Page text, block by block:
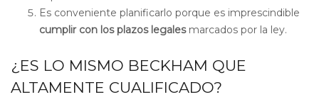
Es conveniente planificarlo porque es imprescindible
cumplir con los plazos legalesmarcados por la ley.
¿ES LO MISMO BECKHAM QUE
ALTAMENTE CUALIFICADO?